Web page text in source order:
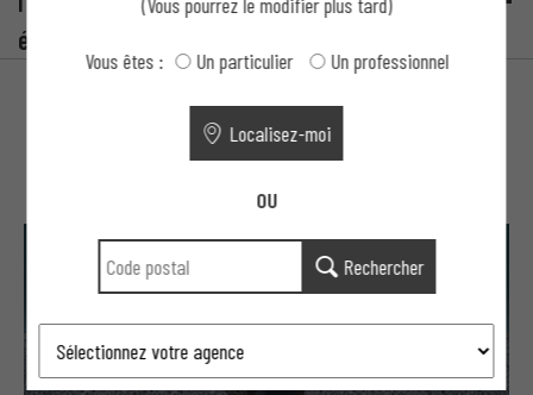
établissement ?
Suggestions
Vous êtes : Un particulier Un professionnel
Localisez-moi
OU
Rechercher